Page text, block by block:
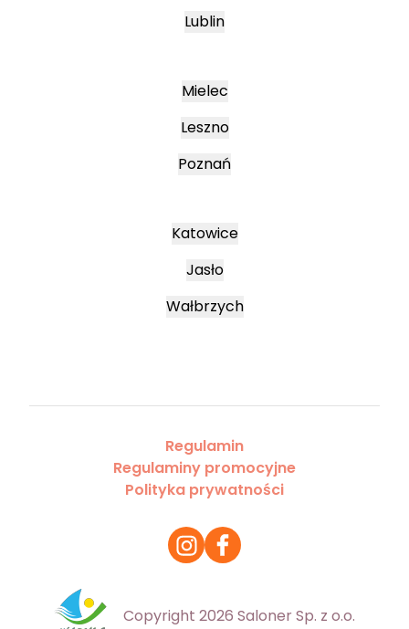
Lublin
Mielec
Leszno
Poznań
Katowice
Jasło
Wałbrzych
Regulamin
Regulaminy promocyjne
Polityka prywatności
Copyright 2026 Saloner Sp. z o.o.